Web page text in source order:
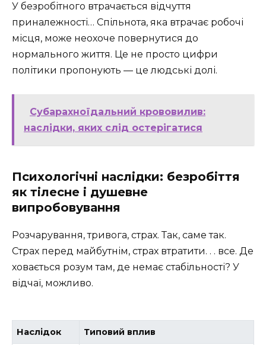
У безробітного втрачається відчуття
приналежності… Спільнота, яка втрачає робочі
місця, може неохоче повернутися до
нормального життя. Це не просто цифри
політики пропонують — це людські долі.
Субарахноїдальний крововилив:
наслідки, яких слід остерігатися
Психологічні наслідки: безробіття
як тілесне і душевне
випробовування
Розчарування, тривога, страх. Так, саме так.
Страх перед майбутнім, страх втратити. . . все. Де
ховається розум там, де немає стабільності? У
відчаї, можливо.
Наслідок Типовий вплив